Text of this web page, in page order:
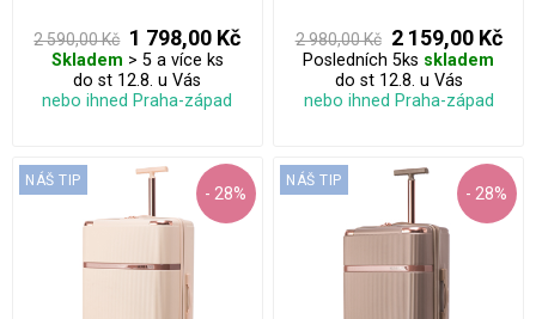
2 590,00 Kč 1 798,00 Kč
Skladem > 5 a více ks
do st 12.8. u Vás
nebo ihned Praha-západ
2 980,00 Kč 2 159,00 Kč
Posledních 5ks skladem
do st 12.8. u Vás
nebo ihned Praha-západ
- 28%
NÁŠ TIP
- 28%
NÁŠ TIP